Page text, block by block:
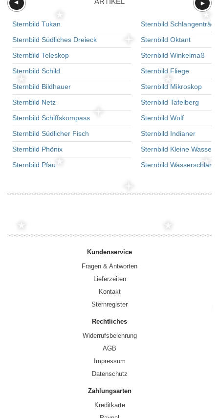
►
►
Sternbild Tukan
Sternbild Südliches Dreieck
Sternbild Teleskop
Sternbild Schild
Sternbild Bildhauer
Sternbild Netz
Sternbild Schiffskompass
Sternbild Südlicher Fisch
Sternbild Phönix
Sternbild Pfau
Sternbild
Sternbild Oktant
Sternbild Winkelmaß
Sternbild Fliege
Sternbild Mikroskop
Sternbild Tafelberg
Sternbild Wolf
Sternbild Indianer
Sternbild Kleine
Sternbild
Kundenservice
Fragen & Antworten
Lieferzeiten
Kontakt
Sternregister
Rechtliches
Widerrufsbelehrung
AGB
Impressum
Datenschutz
Zahlungsarten
Kreditkarte